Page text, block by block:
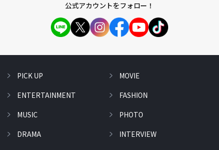
公式アカウントをフォロー！
PICK UP
ENTERTAINMENT
MUSIC
DRAMA
MOVIE
FASHION
PHOTO
INTERVIEW